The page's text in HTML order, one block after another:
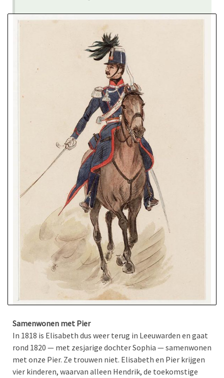
Samenwonen met Pier
In 1818 is Elisabeth dus weer terug in Leeuwarden en gaat
rond 1820 — met zesjarige dochter Sophia — samenwonen
met onze Pier. Ze trouwen niet. Elisabeth en Pier krijgen
vier kinderen, waarvan alleen Hendrik, de toekomstige